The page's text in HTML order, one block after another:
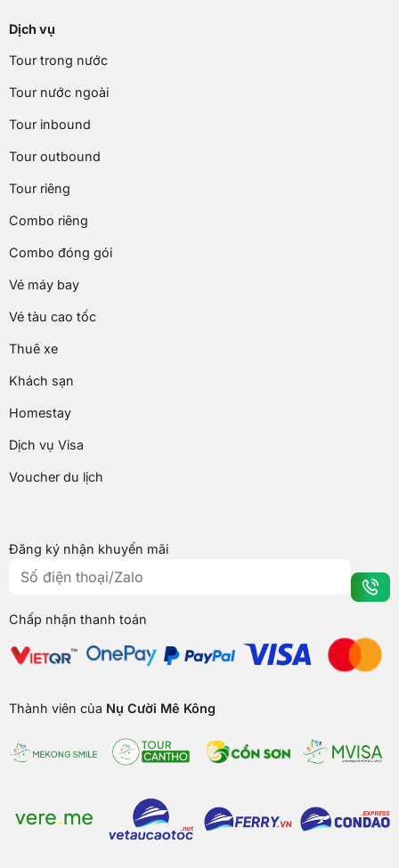
Dịch vụ
Tour trong nước
Tour nước ngoài
Tour inbound
Tour outbound
Tour riêng
Combo riêng
Combo đóng gói
Vé máy bay
Vé tàu cao tốc
Thuê xe
Khách sạn
Homestay
Dịch vụ Visa
Voucher du lịch
Đăng ký nhận khuyến mãi
Chấp nhận thanh toán
Thành viên của Nụ Cười Mê Kông